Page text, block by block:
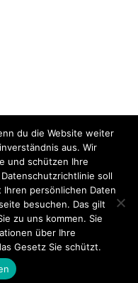
S-1 Personensuche
Über uns
by
du die Website weiter
aus. Wir
und schützen Ihre
soll
persönlichen Daten
besuchen. Das gilt
zu uns kommen. Sie
über Ihre
Gesetz Sie schützt.